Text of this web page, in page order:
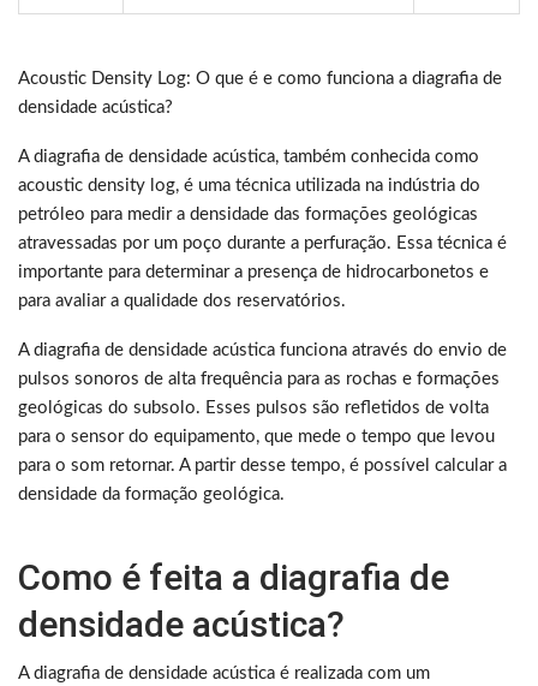
Acoustic Density Log: O que é e como funciona a diagrafia de
densidade acústica?
A diagrafia de densidade acústica, também conhecida como
acoustic density log, é uma técnica utilizada na indústria do
petróleo para medir a densidade das formações geológicas
atravessadas por um poço durante a perfuração. Essa técnica é
importante para determinar a presença de hidrocarbonetos e
para avaliar a qualidade dos reservatórios.
A diagrafia de densidade acústica funciona através do envio de
pulsos sonoros de alta frequência para as rochas e formações
geológicas do subsolo. Esses pulsos são refletidos de volta
para o sensor do equipamento, que mede o tempo que levou
para o som retornar. A partir desse tempo, é possível calcular a
densidade da formação geológica.
Como é feita a diagrafia de
densidade acústica?
A diagrafia de densidade acústica é realizada com um